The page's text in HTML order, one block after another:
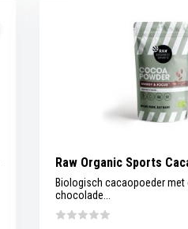
Raw Organic Sports
Biologisch cacaopoeder met
chocolade...